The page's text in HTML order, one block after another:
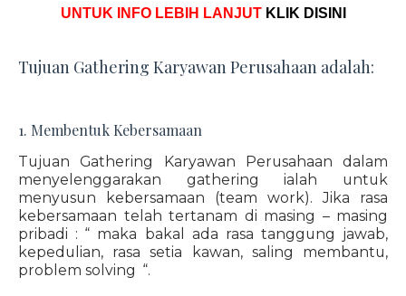
UNTUK INFO LEBIH LANJUT KLIK DISINI
Tujuan Gathering Karyawan Perusahaan adalah:
1. Membentuk Kebersamaan
Tujuan Gathering Karyawan Perusahaan dalam
menyelenggarakan gathering ialah untuk
menyusun kebersamaan (team work). Jika rasa
kebersamaan telah tertanam di masing – masing
pribadi : “ maka bakal ada rasa tanggung jawab,
kepedulian, rasa setia kawan, saling membantu,
problem solving “.